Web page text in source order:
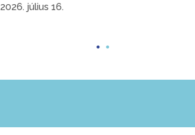
2026. július 16.